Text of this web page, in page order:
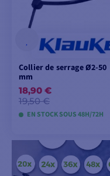
Collier de serrage Ø2-50
mm
18,90 €
19,50 €
EN STOCK SOUS 48H/72H
AJOUTER AU
PANIER